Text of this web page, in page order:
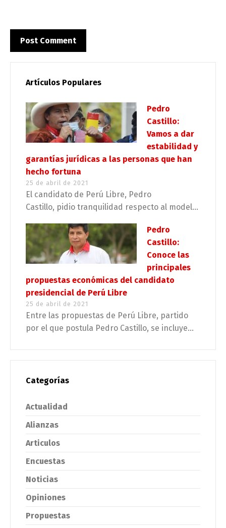
Artículos Populares
Pedro
Castillo:
Vamos a dar
estabilidad y
garantías jurídicas a las personas que han
hecho fortuna
25 de abril de 2021
El candidato de Perú Libre, Pedro
Castillo, pidio tranquilidad respecto al model...
Pedro
Castillo:
Conoce las
principales
propuestas económicas del candidato
presidencial de Perú Libre
25 de abril de 2021
Entre las propuestas de Perú Libre, partido
por el que postula Pedro Castillo, se incluye...
Categorías
Actualidad
Alianzas
Articulos
Encuestas
Noticias
Opiniones
Propuestas